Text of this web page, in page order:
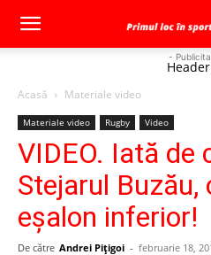
-
Acasă Materiale video
Materiale video Rugby Video
VIDEO. Iată de
Stejarul Buzău,
eşalon inferior!
De către Andrei Pițigoi - februarie 18,